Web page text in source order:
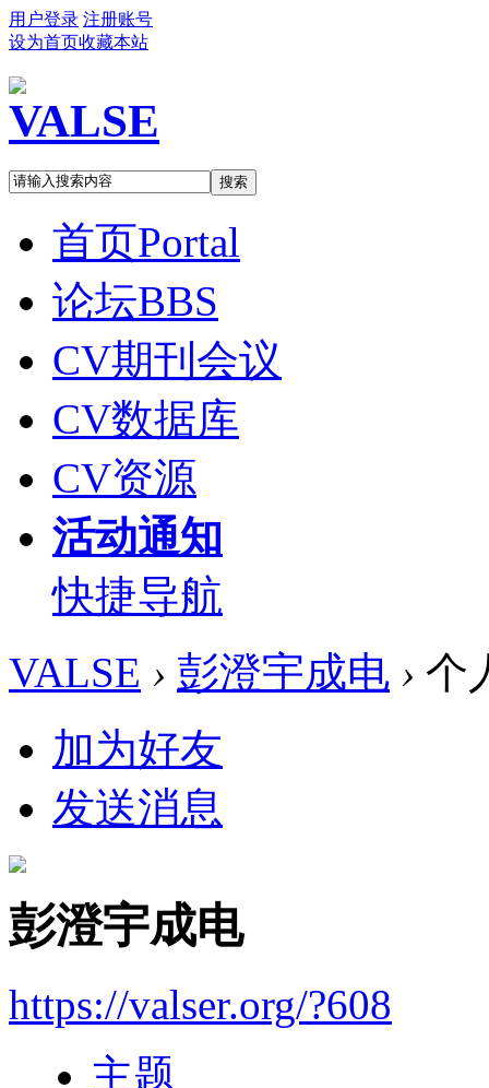
用户登录 注册账号
设为首页收藏本站
搜索
首页Portal
论坛BBS
CV期刊会议
CV数据库
CV资源
活动通知
快捷导航
VALSE › 彭澄宇成电 › 个
加为好友
发送消息
彭澄宇成电
https://valser.org/?608
主题